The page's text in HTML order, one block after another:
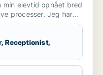
min elevtid opnået bred
processer. Jeg har
systemet Navision,
opgaver, klare
arbejder grundigt
Receptionist,